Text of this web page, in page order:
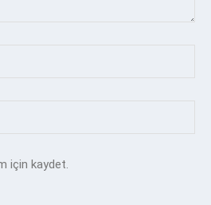
için kaydet.